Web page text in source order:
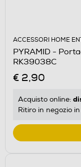
ACCESSORI HOME
PYRAMID -
RK39038C
€ 2,90
Acquisto online:
Ritiro in negozio